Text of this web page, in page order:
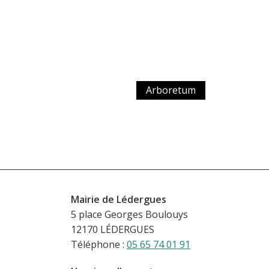
Arboretum
Mairie de Lédergues
5 place Georges Boulouys
12170 LÉDERGUES
Téléphone : 05 65 74 01 91